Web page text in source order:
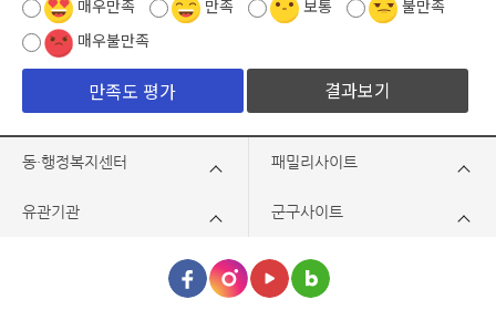
매우만족 만족 보통
불만족
매우불만족
결과보기
동·행정복지센터 패밀리사이트
유관기관 군구사이트